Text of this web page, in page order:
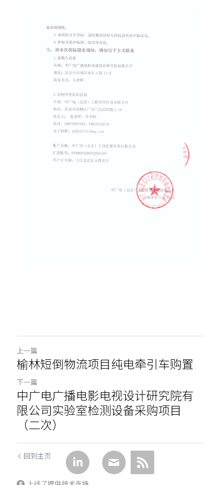
上一篇
榆林短倒物流项目纯电牵引车购置
下一篇
中广电广播电影电视设计研究院有
限公司实验室检测设备采购项目
（二次）
回到主页